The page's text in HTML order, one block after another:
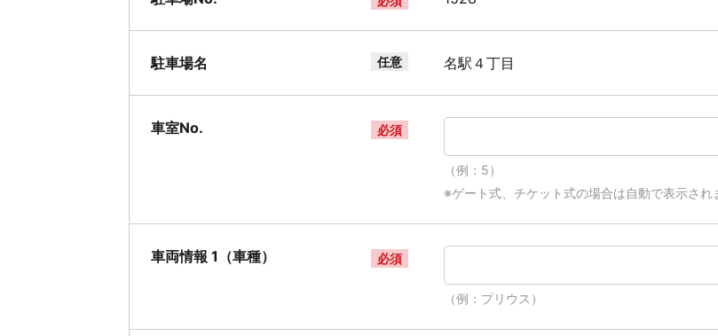
駐車場名 任意 名駅４丁目
車室No. 必須
（例：5）
※ゲート式、チケット式の場合は自動で表示され
車両情報 1（車種） 必須
（例：プリウス）